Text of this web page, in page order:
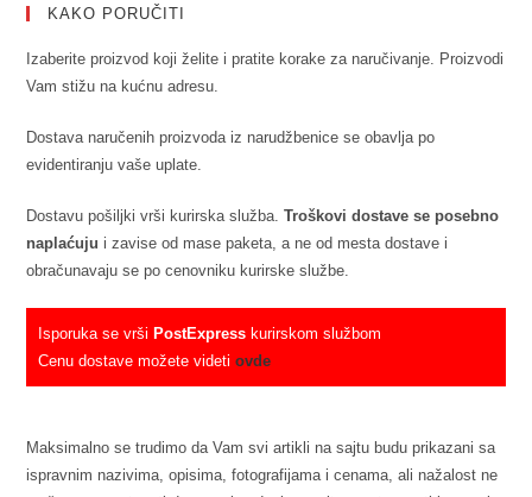
KAKO PORUČITI
Izaberite proizvod koji želite i pratite korake za naručivanje. Proizvodi
Vam stižu na kućnu adresu.
Dostava naručenih proizvoda iz narudžbenice se obavlja po
evidentiranju vaše uplate.
Dostavu pošiljki vrši kurirska služba.Troškovi dostave se posebno
naplaćuju i zavise od mase paketa, a ne od mesta dostave i
obračunavaju se po cenovniku kurirske službe.
Isporuka se vrši PostExpress kurirskom službom
Cenu dostave možete videtiovde
Maksimalno se trudimo da Vam svi artikli na sajtu budu prikazani sa
ispravnim nazivima, opisima, fotografijama i cenama, ali nažalost ne